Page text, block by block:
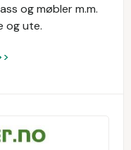
og møbler m.m.
og ute.